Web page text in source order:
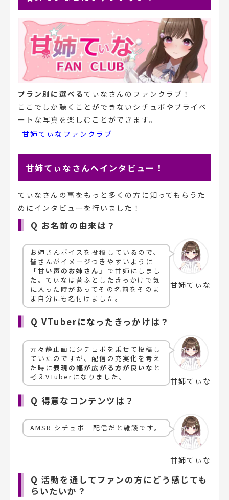
プラン別に選べる てぃなさんのファンクラブ！
ここでしか聴くことができないシチュボやプライベ
ートな写真を楽しむことができます。
甘姉てぃなファンクラブ
甘姉てぃなさんへインタビュー！
てぃなさんの事をもっと多くの方に知ってもらうた
めにインタビューを行いました！
Q お名前の由来は？
お姉さんボイスを投稿しているので、
皆さんがイメージつきやすいように
「甘い声のお姉さん」 で甘姉にしまし
た。てぃなは昔ふとしたきっかけで気
に入った時があってその名前をそのま
ま自分にも名付けました。
甘姉てぃな
Q VTuberになったきっかけは？
元々静止画にシチュボを乗せて投稿し
ていたのですが、配信の充実化を考え
た時に表現の幅が広がる方が良いな と
考えVTuberになりました。
甘姉てぃな
Q 得意なコンテンツは？
AMSR シチュボ 配信だと雑談です。
甘姉てぃな
Q 活動を通してファンの方にどう感じても
らいたいか？